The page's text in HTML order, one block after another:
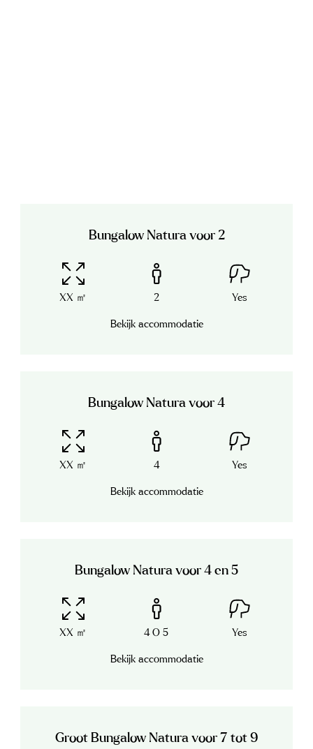
Bungalow Natura voor 2
XX ㎡ 2 Yes
Bekijk accommodatie
Bungalow Natura voor 4
XX ㎡ 4 Yes
Bekijk accommodatie
Bungalow Natura voor 4 en 5
XX ㎡ 4 O 5 Yes
Bekijk accommodatie
Groot Bungalow Natura voor 7 tot 9